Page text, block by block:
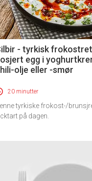
- tyrkisk
egg i
olje eller -smør
20 minutter
tyrkiske frokost-/
på dagen.